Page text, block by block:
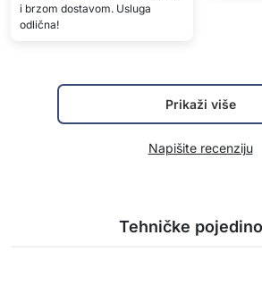
i brzom dostavom. Usluga
odlična!
Prikaži više
Napišite recenziju
Tehničke